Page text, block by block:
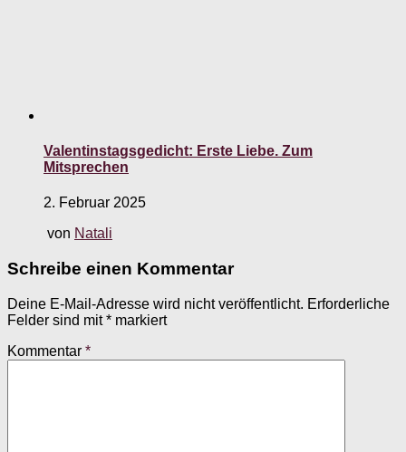
Valentinstagsgedicht: Erste Liebe. Zum
Mitsprechen
2. Februar 2025
von Natali
Schreibe einen Kommentar
Deine E-Mail-Adresse wird nicht veröffentlicht. Erforderliche
Felder sind mit* markiert
Kommentar *